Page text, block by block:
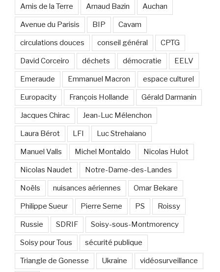
Amis de la Terre Arnaud Bazin Auchan
Avenue du Parisis BIP Cavam
circulations douces conseil général CPTG
David Corceiro déchets démocratie EELV
Emeraude Emmanuel Macron espace culturel
Europacity François Hollande Gérald Darmanin
Jacques Chirac Jean-Luc Mélenchon
Laura Bérot LFI Luc Strehaiano
Manuel Valls Michel Montaldo Nicolas Hulot
Nicolas Naudet Notre-Dame-des-Landes
Noëls nuisances aériennes Omar Bekare
Philippe Sueur Pierre Serne PS Roissy
Russie SDRIF Soisy-sous-Montmorency
Soisy pour Tous sécurité publique
Triangle de Gonesse Ukraine vidéosurveillance